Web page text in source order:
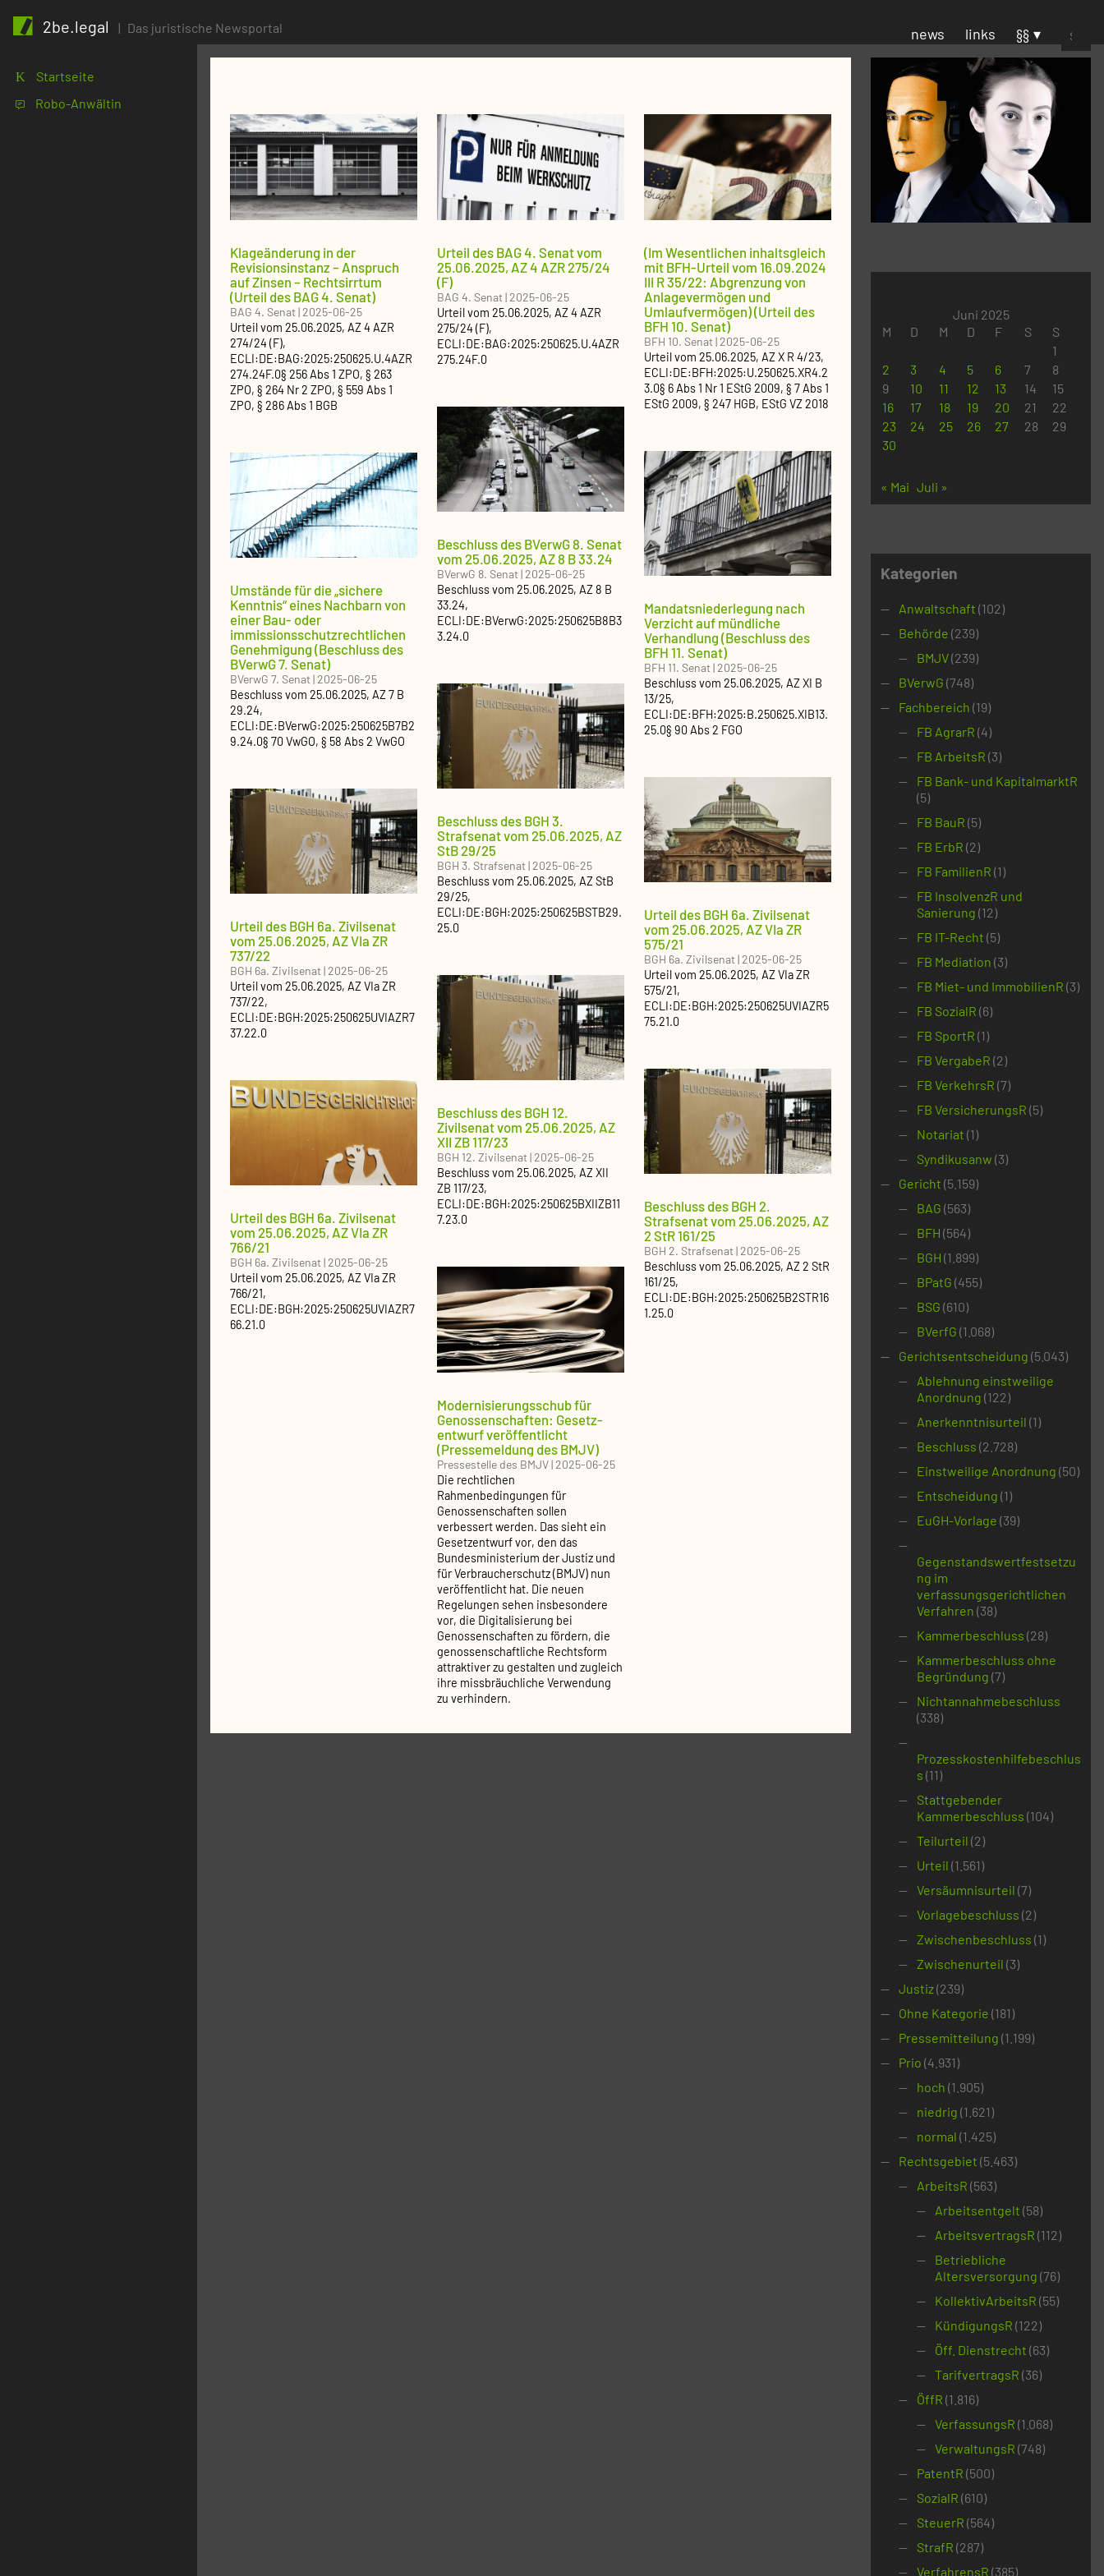
2be.legal | Das juristische Newsportal news links §§
Suchen
nach:
K Startseite
1 Robo-Anwältin
Klageänderung in der
Revisionsinstanz – Anspruch
auf Zinsen – Rechtsirrtum
(Urteil des BAG 4. Senat)
BAG 4. Senat|2025-06-25
Urteilvom 25.06.2025, AZ4 AZR
274/24 (F),
ECLI:DE:BAG:2025:250625.U.4AZR
274.24F.0§ 256 Abs 1 ZPO, § 263
ZPO, § 264 Nr 2 ZPO, § 559 Abs 1
ZPO, § 286 Abs 1 BGB
Urteil des BAG 4. Senat vom
25.06.2025, AZ 4 AZR 275/24
(F)
BAG 4. Senat|2025-06-25
Urteilvom 25.06.2025, AZ4 AZR
275/24 (F),
ECLI:DE:BAG:2025:250625.U.4AZR
275.24F.0
(Im Wesentlichen inhaltsgleich
mit BFH-Urteil vom 16.09.2024
III R 35/22: Abgrenzung von
Anlagevermögen und
Umlaufvermögen) (Urteil des
BFH 10. Senat)
BFH 10. Senat|2025-06-25
Urteilvom 25.06.2025, AZX R 4/23,
ECLI:DE:BFH:2025:U.250625.XR4.2
3.0§ 6 Abs 1 Nr 1 EStG 2009, § 7 Abs 1
EStG 2009, § 247 HGB, EStG VZ 2018
Beschluss des BVerwG 8. Senat
vom 25.06.2025, AZ 8 B 33.24
BVerwG 8. Senat|2025-06-25
Beschlussvom 25.06.2025, AZ8 B
33.24,
ECLI:DE:BVerwG:2025:250625B8B3
3.24.0
Mandatsniederlegung nach
Verzicht auf mündliche
Verhandlung (Beschluss des
BFH 11. Senat)
BFH 11. Senat|2025-06-25
Beschlussvom 25.06.2025, AZXI B
13/25,
ECLI:DE:BFH:2025:B.250625.XIB13.
25.0§ 90 Abs 2 FGO
Umstände für die „sichere
Kenntnis“ eines Nachbarn von
einer Bau- oder
immissionsschutzrechtlichen
Genehmigung (Beschluss des
BVerwG 7. Senat)
BVerwG 7. Senat|2025-06-25
Beschlussvom 25.06.2025, AZ7 B
29.24,
ECLI:DE:BVerwG:2025:250625B7B2
9.24.0§ 70 VwGO, § 58 Abs 2 VwGO
Beschluss des BGH 3.
Strafsenat vom 25.06.2025, AZ
StB 29/25
BGH 3. Strafsenat|2025-06-25
Beschlussvom 25.06.2025, AZStB
29/25,
ECLI:DE:BGH:2025:250625BSTB29.
25.0
Urteil des BGH 6a. Zivilsenat
vom 25.06.2025, AZ VIa ZR
575/21
BGH 6a. Zivilsenat|2025-06-25
Urteilvom 25.06.2025, AZVIa ZR
575/21,
ECLI:DE:BGH:2025:250625UVIAZR5
75.21.0
Urteil des BGH 6a. Zivilsenat
vom 25.06.2025, AZ VIa ZR
737/22
BGH 6a. Zivilsenat|2025-06-25
Urteilvom 25.06.2025, AZVIa ZR
737/22,
ECLI:DE:BGH:2025:250625UVIAZR7
37.22.0
Beschluss des BGH 12.
Zivilsenat vom 25.06.2025, AZ
XII ZB 117/23
BGH 12. Zivilsenat|2025-06-25
Beschlussvom 25.06.2025, AZXII
ZB 117/23,
ECLI:DE:BGH:2025:250625BXIIZB11
7.23.0
Beschluss des BGH 2.
Strafsenat vom 25.06.2025, AZ
2 StR 161/25
BGH 2. Strafsenat|2025-06-25
Beschlussvom 25.06.2025, AZ2 StR
161/25,
ECLI:DE:BGH:2025:250625B2STR16
1.25.0
Urteil des BGH 6a. Zivilsenat
vom 25.06.2025, AZ VIa ZR
766/21
BGH 6a. Zivilsenat|2025-06-25
Urteilvom 25.06.2025, AZVIa ZR
766/21,
ECLI:DE:BGH:2025:250625UVIAZR7
66.21.0
Modernisierungsschub für
Genossenschaften: Gesetz­
entwurf veröffentlicht
(Pressemeldung des BMJV)
Pressestelle des BMJV|2025-06-25
Die rechtlichen
Rahmenbedingungen für
Genossenschaften sollen
verbessert werden. Das sieht ein
Gesetzentwurf vor, den das
Bundesministerium der Justiz und
für Verbraucherschutz (BMJV) nun
veröffentlicht hat. Die neuen
Regelungen sehen insbesondere
vor, die Digitalisierung bei
Genossenschaften zu fördern, die
genossenschaftliche Rechtsform
attraktiver zu gestalten und zugleich
ihre missbräuchliche Verwendung
zu verhindern.
Juni 2025
M
D M D F S
S
1
2
3 4 5 6 7
8
9
10 11 12 13 14
15
16
17 18 19 20 21
22
23
24 25 26 27 28
29
30
« Mai Juli »
Kategorien
Anwaltschaft (102)
Behörde (239)
BMJV(239)
BVerwG (748)
Fachbereich (19)
FB AgrarR (4)
FB ArbeitsR (3)
FB Bank- und KapitalmarktR
(5)
FB BauR (5)
FB ErbR (2)
FB FamilienR (1)
FB InsolvenzR und
Sanierung (12)
FB IT-Recht (5)
FB Mediation (3)
FB Miet- und ImmobilienR (3)
FB SozialR (6)
FB SportR (1)
FB VergabeR (2)
FB VerkehrsR (7)
FB VersicherungsR (5)
Notariat (1)
Syndikusanw (3)
Gericht (5.159)
BAG (563)
BFH (564)
BGH (1.899)
BPatG (455)
BSG (610)
BVerfG (1.068)
Gerichtsentscheidung (5.043)
Ablehnung einstweilige
Anordnung (122)
Anerkenntnisurteil (1)
Beschluss (2.728)
Einstweilige Anordnung (50)
Entscheidung (1)
EuGH-Vorlage (39)
Gegenstandswertfestsetzu
ng im
verfassungsgerichtlichen
Verfahren (38)
Kammerbeschluss (28)
Kammerbeschluss ohne
Begründung (7)
Nichtannahmebeschluss
(338)
Prozesskostenhilfebeschlus
s (11)
Stattgebender
Kammerbeschluss (104)
Teilurteil (2)
Urteil (1.561)
Versäumnisurteil (7)
Vorlagebeschluss (2)
Zwischenbeschluss (1)
Zwischenurteil (3)
Justiz(239)
Ohne Kategorie (181)
Pressemitteilung (1.199)
Prio (4.931)
hoch (1.905)
niedrig (1.621)
normal (1.425)
Rechtsgebiet (5.463)
ArbeitsR (563)
Arbeitsentgelt (58)
ArbeitsvertragsR (112)
Betriebliche
Altersversorgung (76)
KollektivArbeitsR (55)
KündigungsR (122)
Öff. Dienstrecht (63)
TarifvertragsR (36)
ÖffR (1.816)
VerfassungsR (1.068)
VerwaltungsR (748)
PatentR (500)
SozialR (610)
SteuerR (564)
StrafR (287)
VerfahrensR (385)